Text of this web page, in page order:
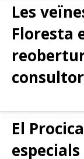
Les
Floresta
El